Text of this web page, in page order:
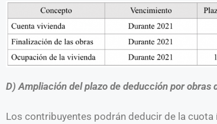
D) Ampliación del plazo de deducción por obras
Los contribuyentes podrán deducir de la